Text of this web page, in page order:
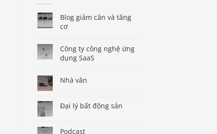
Blog giảm cân và tăng
cơ
Công ty công nghệ ứng
dụng SaaS
Nhà văn
Đại lý bất động sản
Podcast